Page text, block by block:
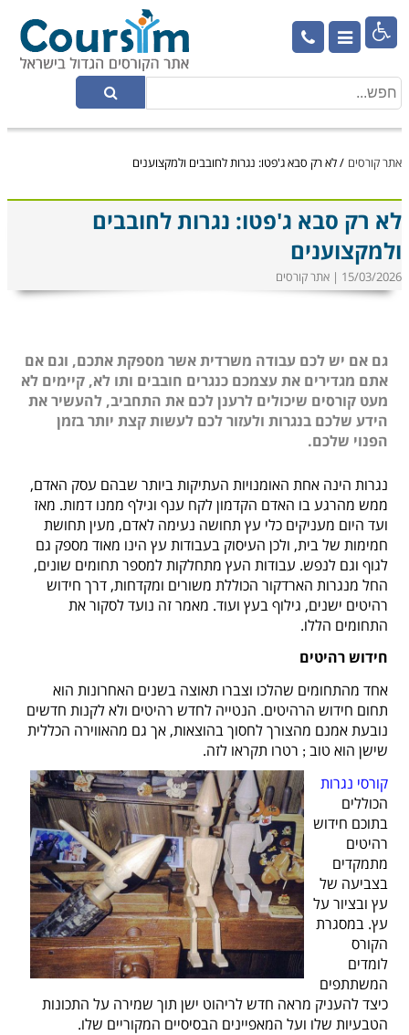

אתר קורסים /לא רק סבא ג'פטו: נגרות לחובבים ולמקצוענים
לא רק סבא ג'פטו: נגרות לחובבים
ולמקצוענים
15/03/2026 | אתר קורסים
גם אם יש לכם עבודה משרדית אשר מספקת אתכם, וגם אם
אתם מגדירים את עצמכם כנגרים חובבים ותו לא, קיימים לא
מעט קורסים שיכולים לרענן לכם את התחביב, להעשיר את
הידע שלכם בנגרות ולעזור לכם לעשות קצת יותר בזמן
הפנוי שלכם.
נגרות הינה אחת האומנויות העתיקות ביותר שבהם עסק האדם,
ממש מהרגע בו האדם הקדמון לקח ענף וגילף ממנו דמות. מאז
ועד היום מעניקים כלי עץ תחושה נעימה לאדם, מעין תחושת
חמימות של בית, ולכן העיסוק בעבודות עץ הינו מאוד מספק גם
לגוף וגם לנפש. עבודות העץ מתחלקות למספר תחומים שונים,
החל מנגרות הארדקור הכוללת משורים ומקדחות, דרך חידוש
רהיטים ישנים, גילוף בעץ ועוד. מאמר זה נועד לסקור את
התחומים הללו.
חידוש רהיטים
אחד מהתחומים שהלכו וצברו תאוצה בשנים האחרונות הוא
תחום חידוש הרהיטים. הנטייה לחדש רהיטים ולא לקנות חדשים
נובעת אמנם מהצורך לחסוך בהוצאות, אך גם מהאווירה הכללית
שישן הוא טוב ; רטרו תקראו לזה.
קורסי נגרות
הכוללים
בתוכם חידוש
רהיטים
מתמקדים
בצביעה של
עץ ובציור על
עץ. במסגרת
הקורס
לומדים
המשתתפים
כיצד להעניק מראה חדש לריהוט ישן תוך שמירה על התכונות
הטבעיות שלו ועל המאפיינים הבסיסיים המקוריים שלו.